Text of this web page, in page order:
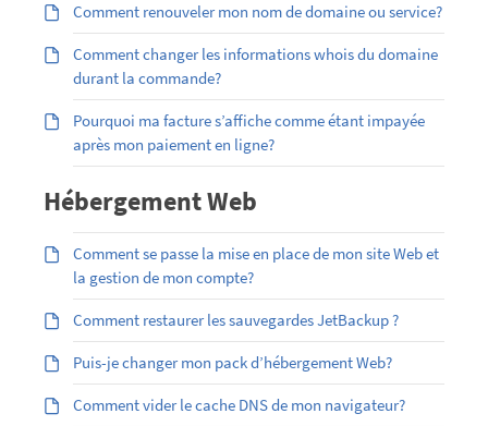
Comment renouveler mon nom de domaine ou service?
Comment changer les informations whois du domaine
durant la commande?
Pourquoi ma facture s’affiche comme étant impayée
après mon paiement en ligne?
Hébergement Web
Comment se passe la mise en place de mon site Web et
la gestion de mon compte?
Comment restaurer les sauvegardes JetBackup ?
Puis-je changer mon pack d’hébergement Web?
Comment vider le cache DNS de mon navigateur?